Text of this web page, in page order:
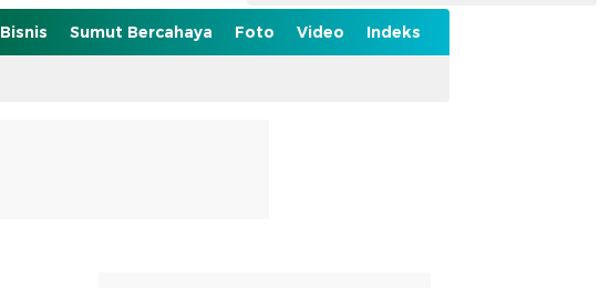
Bisnis Sumut Bercahaya Foto Video Indeks